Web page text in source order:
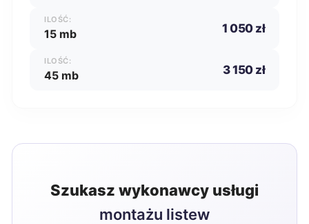
ILOŚĆ:
15 mb 1 050 zł
ILOŚĆ:
45 mb 3 150 zł
Szukasz wykonawcy usługi
montażu listew